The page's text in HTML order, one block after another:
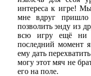
интереса к игре!
мне вдруг
позволить энду из
всю игру ещё ни
последний момент
ему дать
могу этот мяч не
его на поле.